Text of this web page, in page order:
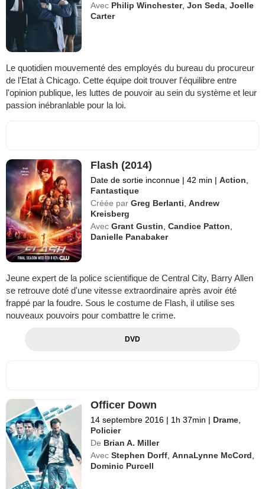
Avec Philip Winchester,Jon Seda ,Joelle
Carter
Le quotidien mouvementé des employés du bureau du procureur
de l'Etat à Chicago. Cette équipe doit trouver l'équilibre entre
l'opinion publique, les luttes de pouvoir au sein du système et leur
passion inébranlable pour la loi.
Flash (2014)
Date de sortie inconnue | 42 min | Action
Fantastique
Créée par Greg Berlanti ,Andrew
Kreisberg
Avec Grant Gustin ,Candice Patton
Danielle Panabaker
Jeune expert de la police scientifique de Central City, Barry Allen
se retrouve doté d'une vitesse extraordinaire après avoir été
frappé par la foudre. Sous le costume de Flash, il utilise ses
nouveaux pouvoirs pour combattre le crime.
DVD
Officer Down
14 septembre 2016 | 1h 37min | Drame
Policier
De Brian A. Miller
Avec Stephen Dorff ,AnnaLynne McCord
Dominic Purcell